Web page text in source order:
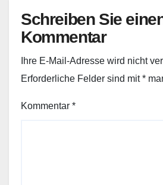
Schreiben Sie
Kommentar
Ihre E-Mail-Adresse wird nicht
Erforderliche Felder sind mit*
Kommentar *